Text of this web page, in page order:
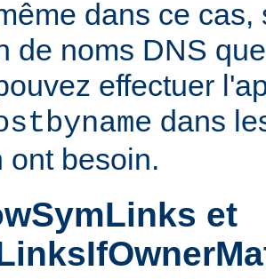
dans ce cas,
de noms DNS
effectuer
dans
ont besoin.
et